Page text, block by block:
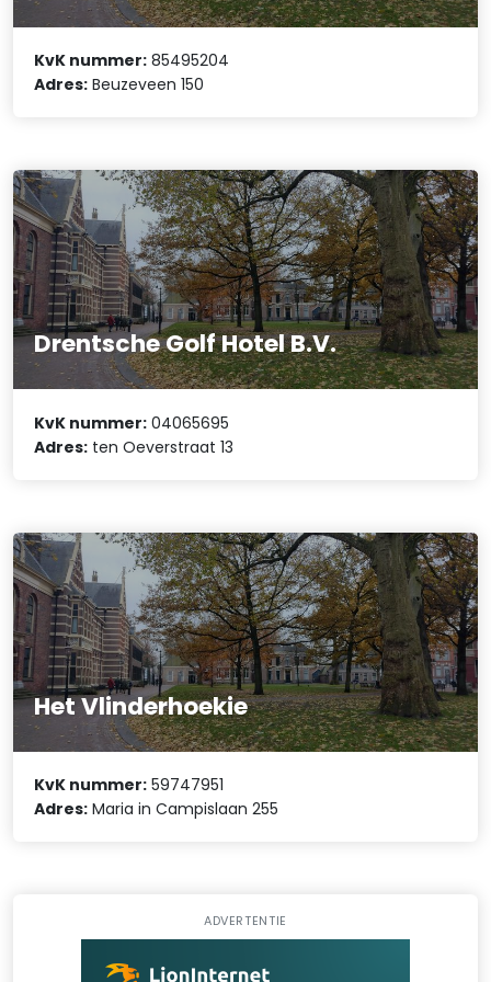
KvK nummer: 85495204
Adres: Beuzeveen 150
Drentsche Golf Hotel B.V.
KvK nummer: 04065695
Adres: ten Oeverstraat 13
Het Vlinderhoekie
KvK nummer: 59747951
Adres: Maria in Campislaan 255
ADVERTENTIE